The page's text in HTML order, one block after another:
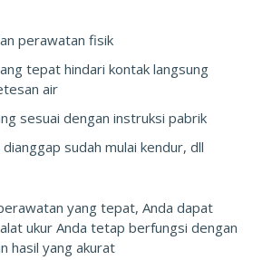
perawatan fisik
tepat hindari kontak langsung
air
sesuai dengan instruksi pabrik
sudah mulai kendur, dll
yang tepat, Anda dapat
ukur Anda tetap berfungsi dengan
hasil yang akurat